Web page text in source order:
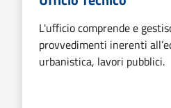
L'ufficio comprende e
provvedimenti inerenti
urbanistica, lavori pubblici.